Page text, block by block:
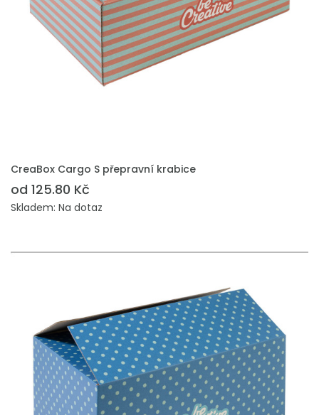
CreaBox Cargo S přepravní krabice
od 125.80 Kč
Skladem: Na dotaz